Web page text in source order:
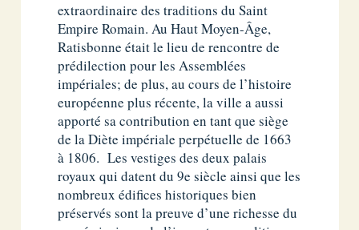
extraordinaire des traditions du Saint
Empire Romain. Au Haut Moyen-Âge,
Ratisbonne était le lieu de rencontre de
prédilection pour les Assemblées
impériales; de plus, au cours de l’histoire
européenne plus récente, la ville a aussi
apporté sa contribution en tant que siège
de la Diète impériale perpétuelle de 1663
à 1806. Les vestiges des deux palais
royaux qui datent du 9e siècle ainsi que les
nombreux édifices historiques bien
préservés sont la preuve d’une richesse du